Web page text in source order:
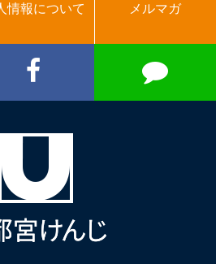
情報について メルマガ